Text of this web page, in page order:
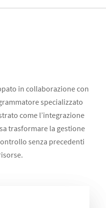
in collaborazione con
specializzato
come l’integrazione
trasformare la gestione
senza precedenti